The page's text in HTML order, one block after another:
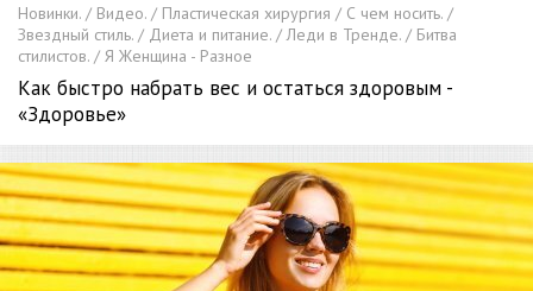
Новинки. / Видео. / Пластическая хирургия / С чем носить. /
Звездный стиль. / Диета и питание. / Леди в Тренде. / Битва
стилистов. / Я Женщина - Разное
Как быстро набрать вес и остаться здоровым -
«Здоровье»